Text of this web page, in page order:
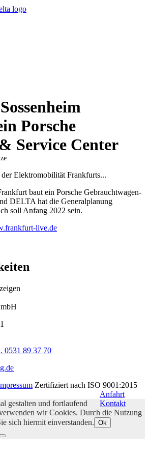
Porsche
Service Center
Elektromobilität Frankfurts...
baut ein Porsche Gebrauchtwagen-
DELTA hat die Generalplanung
soll Anfang 2022 sein.
live.de
0531 89 37 70
Zertifiziert nach ISO 9001:2015
Anfahrt
Kontakt
gestalten und fortlaufend
wir Cookies. Durch die Nutzung
sich hiermit einverstanden. Ok